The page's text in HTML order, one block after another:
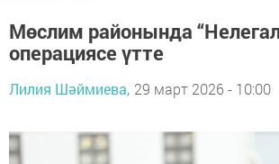
Мөслим районында
операциясе үтте
Лилия Шәймиева, 29 март 2026 - 10:00